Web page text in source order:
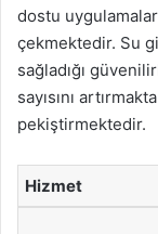
dostu
çekmektedir. Su
sağladığı
sayısını
pekiştirmektedir.
Hizmet